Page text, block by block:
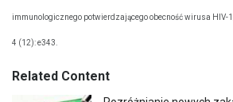
immunologicznego potwierdzającego obecność wirusa HIV-
4 (12): e343.
Related Content